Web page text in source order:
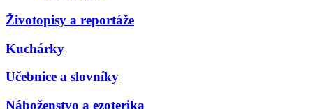
Životopisy a reportáže
Kuchárky
Učebnice a slovníky
Náboženstvo a ezoterika